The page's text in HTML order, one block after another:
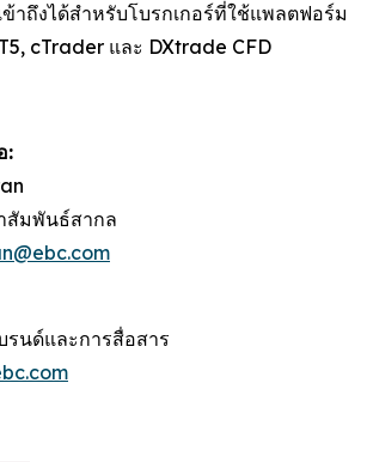
าถึงได้สำหรับโบรกเกอร์ที่ใช้แพลตฟอร์ม
cTrader และ DXtrade CFD
:
สัมพันธ์สากล
รนด์และการสื่อสาร